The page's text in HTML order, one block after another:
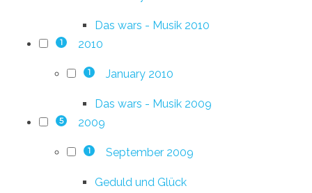
Das wars - Musik 2010
1 2010
1 January 2010
Das wars - Musik 2009
5 2009
1 September 2009
Geduld und Glück